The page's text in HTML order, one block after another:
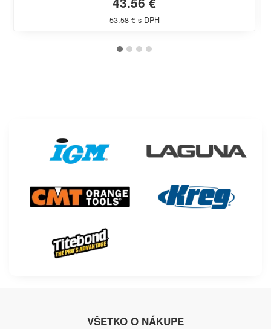
53.58 € s DPH
VŠETKO O NÁKUPE